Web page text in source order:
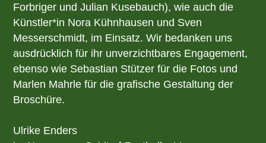
Forbriger und Julian Kusebauch), wie auch die
Künstler*in Nora Kühnhausen und Sven
Messerschmidt, im Einsatz. Wir bedanken uns
ausdrücklich für ihr unverzichtbares Engagement,
ebenso wie Sebastian Stützer für die Fotos und
Marlen Mahrle für die grafische Gestaltung der
Broschüre.
Ulrike Enders